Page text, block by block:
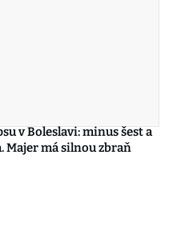
v Boleslavi: minus šest a
Majer má silnou zbraň